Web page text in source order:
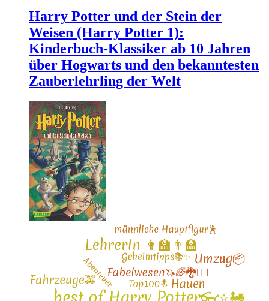
Harry Potter und der Stein der
Weisen (Harry Potter 1):
Kinderbuch-Klassiker ab 10 Jahren
über Hogwarts und den bekanntesten
Zauberlehrling der Welt